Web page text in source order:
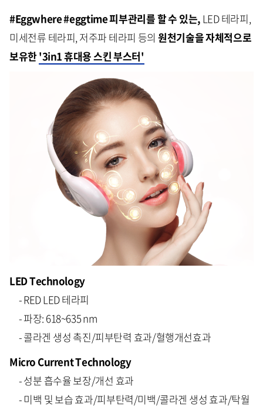
#Eggwhere #eggtime 피부관리를 할 수 있는, LED 테라피,
미세전류 테라피, 저주파 테라피 등의원천기술을 자체적으로
보유한'3in1 휴대용 스킨 부스터'
LED Technology
- RED LED 테라피
- 파장: 618~635 nm
- 콜라겐 생성 촉진/피부탄력 효과/혈행개선효과
Micro Current Technology
- 성분 흡수율 보장/개선 효과
- 미백 및 보습 효과/피부탄력/미백/콜라겐 생성 효과/탁월